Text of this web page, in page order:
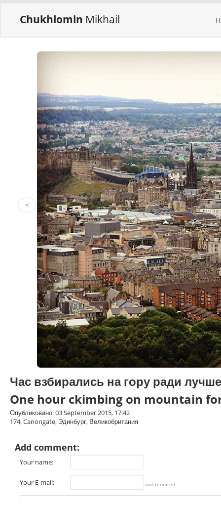
Chukhlomin Mikhail
<
Час взбирались на гору ради
One hour ckimbing on mountain
Опубликовано: 03 September 2015, 17:42
174, Canongate, Эдинбург, Великобритания
Add comment:
Your name:
Your E-mail: not required